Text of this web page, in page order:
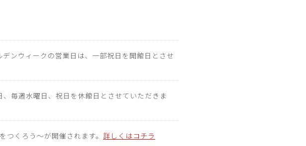
ンウィークの営業日は、一部祝日を開館日とさせ
毎週水曜日、祝日を休館日とさせていただきま
つくろう～が開催されます。 詳しくはコチラ